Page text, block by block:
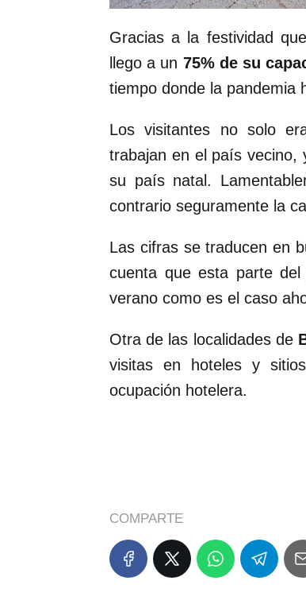
Gracias a la festividad
llego a un 75% de su
tiempo donde la pandemia
Los visitantes no solo
trabajan en el país vecino,
su país natal.
contrario seguramente la
Las cifras se traducen en
cuenta que esta parte
verano como es el caso
Otra de las localidades de
visitas en hoteles y
ocupación hotelera.
COMPARTE